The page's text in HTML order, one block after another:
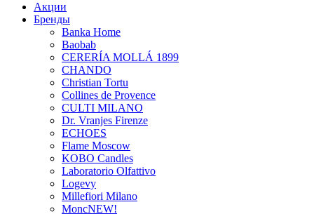
Акции
Бренды
Banka Home
Baobab
CERERÍA MOLLÁ 1899
CHANDO
Christian Tortu
Collines de Provence
CULTI MILANO
Dr. Vranjes Firenze
ECHOES
Flame Moscow
KOBO Candles
Laboratorio Olfattivo
Logevy
Millefiori Milano
MoncNEW!